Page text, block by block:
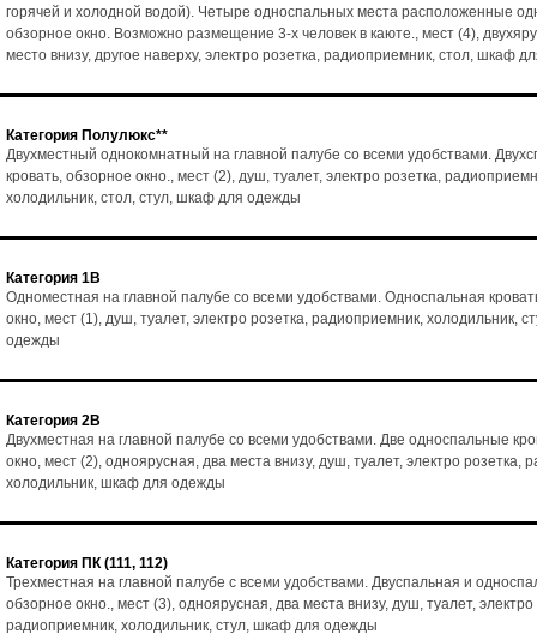
горячей и холодной водой). Четыре односпальных места расположенные
обзорное окно. Возможно размещение 3-х человек в каюте., мест (4),
место внизу, другое наверху, электро розетка, радиоприемник, стол, шкаф
Категория Полулюкс**
Двухместный однокомнатный на главной палубе со всеми удобствами.
кровать, обзорное окно., мест (2), душ, туалет, электро розетка,
холодильник, стол, стул, шкаф для одежды
Категория 1В
Одноместная на главной палубе со всеми удобствами. Односпальная
окно, мест (1), душ, туалет, электро розетка, радиоприемник, холодильник,
одежды
Категория 2В
Двухместная на главной палубе со всеми удобствами. Две односпальные
окно, мест (2), одноярусная, два места внизу, душ, туалет, электро розетка,
холодильник, шкаф для одежды
Категория ПК (111, 112)
Трехместная на главной палубе с всеми удобствами. Двуспальная и
обзорное окно., мест (3), одноярусная, два места внизу, душ, туалет, электро
радиоприемник, холодильник, стул, шкаф для одежды